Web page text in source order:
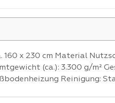
160 x 230 cm Material
(ca.): 3.300 g/m²
Reinigung: